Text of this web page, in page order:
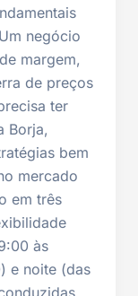
negócio
margem,
de preços
ter
Borja,
bem
mercado
em três
às
e noite (das